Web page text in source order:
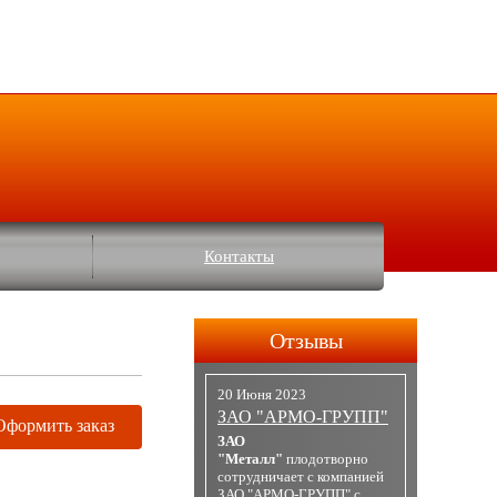
Контакты
заказ
Отзывы
20 Июня 2023
ЗАО "АРМО-ГРУПП"
ЗАО
"Металл" плодотворно
сотрудничает с компанией